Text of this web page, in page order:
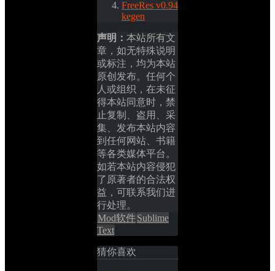
FreeRes v0.94
kegen
声明： 本站所有文
章，如无特殊说明
或标注，均为本站
原创发布。任何个
人或组织，在未征
得本站同意时，禁
止复制、盗用、采
集、发布本站内容
到任何网站、书籍
等各类媒体平台。
如若本站内容侵犯
了原著者的合法权
益，可联系我们进
行处理。
Mod软件Sublime
Text
猜你喜欢